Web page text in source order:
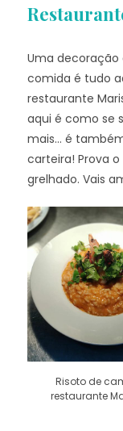
Uma
comida é tudo
restaurante
aqui é como se
mais… é
carteira! Prova
grelhado. Vais
Risoto de
restaurante